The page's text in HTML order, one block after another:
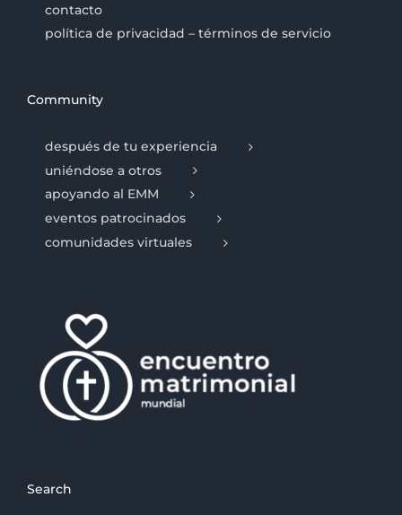
contacto
política de privacidad – términos de servicio
Community
después de tu experiencia
uniéndose a otros
apoyando al EMM
eventos patrocinados
comunidades virtuales
Search